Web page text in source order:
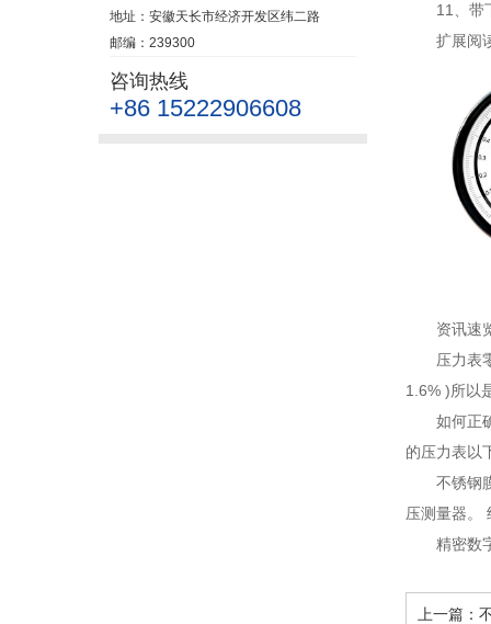
地址：安徽天长市经济开发区纬二路
邮编：239300
咨询热线
+86 15222906608
11、带
扩展阅
资讯速
压力表
1.6% )所以
如何正
的压力表以
不锈钢
压测量器。
精密数
上一篇：